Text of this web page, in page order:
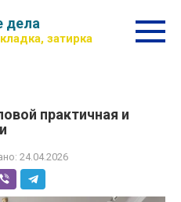
дела
затирка
практичная и
24.04.2026